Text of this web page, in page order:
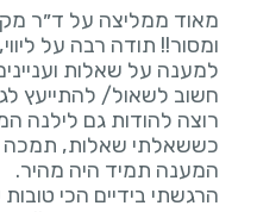
מאוד ממליצה על ד״ר
ומסור!! תודה רבה על
למענה על שאלות
רוצה להודות גם לילנה
כששאלתי שאלות, תמכה
הרגשתי בידיים הכי